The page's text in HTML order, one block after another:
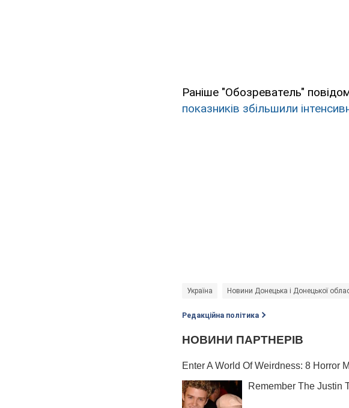
Раніше "Обозреватель"
показників збільшили
Україна Новини Донецька і Донецької
Редакційна політика